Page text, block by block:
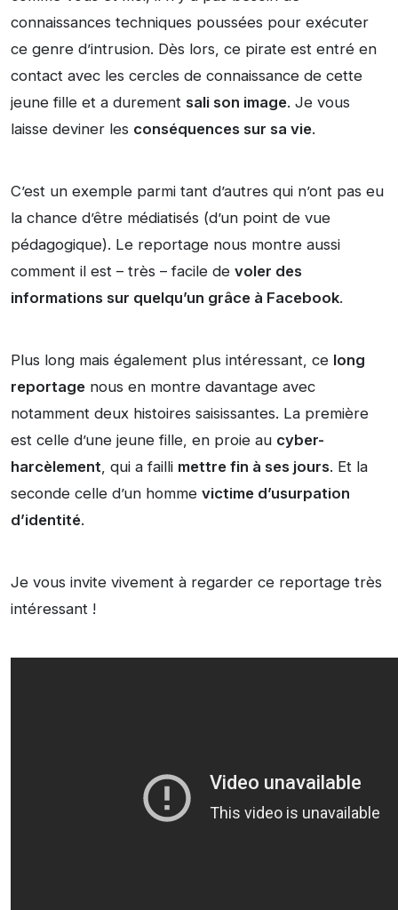
connaissances techniques poussées pour exécuter
ce genre d’intrusion. Dès lors, ce pirate est entré en
contact avec les cercles de connaissance de cette
jeune fille et a durement sali son image. Je vous
laisse deviner les conséquences sur sa vie.
C’est un exemple parmi tant d’autres qui n’ont pas eu
la chance d’être médiatisés (d’un point de vue
pédagogique). Le reportage nous montre aussi
comment il est – très – facile de voler des
informations sur quelqu’un grâce à Facebook.
Plus long mais également plus intéressant, ce long
reportage nous en montre davantage avec
notamment deux histoires saisissantes. La première
est celle d’une jeune fille, en proie au cyber-
harcèlement, qui a failli mettre fin à ses jours. Et la
seconde celle d’un homme victime d’usurpation
d’identité.
Je vous invite vivement à regarder ce reportage très
intéressant !